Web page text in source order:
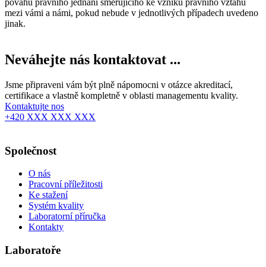
povahu právního jednání směřujícího ke vzniku právního vztahu
mezi vámi a námi, pokud nebude v jednotlivých případech uvedeno
jinak.
Neváhejte nás kontaktovat ...
Jsme připraveni vám být plně nápomocni v otázce akreditací,
certifikace a vlastně kompletně v oblasti managementu kvality.
Kontaktujte nos
+420 XXX XXX XXX
Společnost
O nás
Pracovní příležitosti
Ke stažení
Systém kvality
Laboratorní příručka
Kontakty
Laboratoře